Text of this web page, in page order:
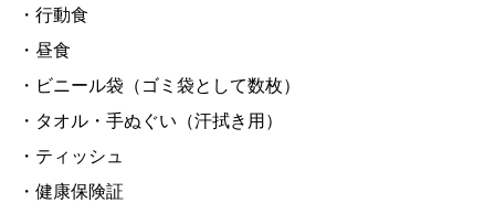
・行動食
・昼食
・ビニール袋（ゴミ袋として数枚）
・タオル・手ぬぐい（汗拭き用）
・ティッシュ
・健康保険証